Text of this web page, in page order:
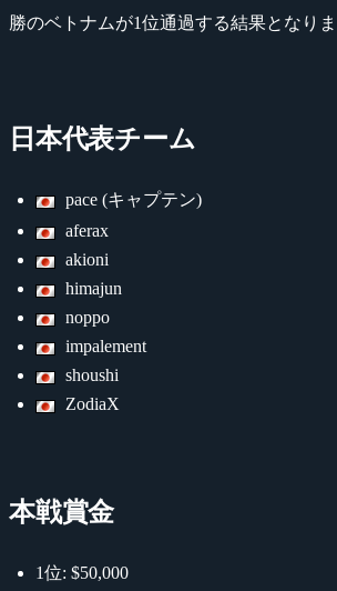
勝のベトナムが1位通過する結果となりま
日本代表チーム
pace (キャプテン)
aferax
akioni
himajun
noppo
impalement
shoushi
ZodiaX
本戦賞金
1位: $50,000